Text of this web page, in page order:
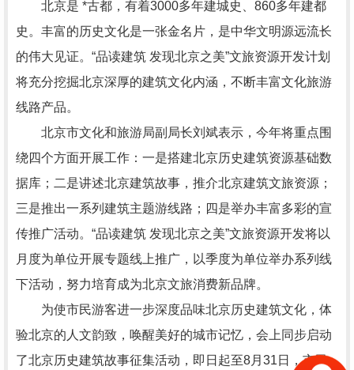
北京是 *古都，有着3000多年建城史、860多年建都
史。丰富的历史文化是一张金名片，是中华文明源远流长
的伟大见证。“品读建筑 发现北京之美”文旅资源开发计划
将充分挖掘北京深厚的建筑文化内涵，不断丰富文化旅游
线路产品。
北京市文化和旅游局副局长刘斌表示，今年将重点围
绕四个方面开展工作：一是搭建北京历史建筑资源基础数
据库；二是讲述北京建筑故事，推介北京建筑文旅资源；
三是推出一系列建筑主题游线路；四是举办丰富多彩的宣
传推广活动。“品读建筑 发现北京之美”文旅资源开发将以
月度为单位开展专题线上推广，以季度为单位举办系列线
下活动，努力培育成为北京文旅消费新品牌。
为使市民游客进一步深度品味北京历史建筑文化，体
验北京的人文韵致，唤醒美好的城市记忆，会上同步启动
了北京历史建筑故事征集活动，即日起至8月31日，市民